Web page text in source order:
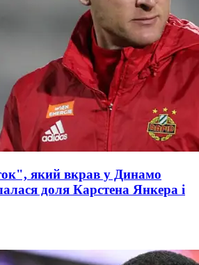
який вкрав у Динамо
доля Карстена Янкера і